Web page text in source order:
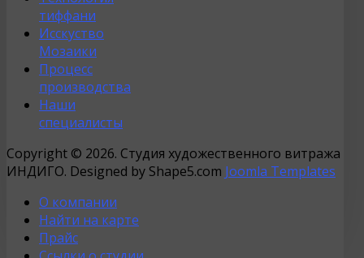
тиффани
Исскуство
Мозаики
Процесс
производства
Наши
специалисты
Copyright © 2026. Студия художественного витража
ИНДИГО. Designed by Shape5.com Joomla Templates
О компании
Найти на карте
Прайс